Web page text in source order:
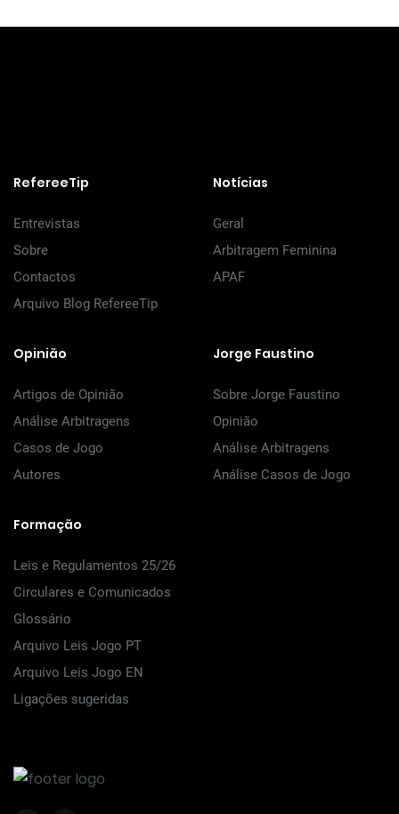
RefereeTip
Entrevistas
Sobre
Contactos
Arquivo Blog RefereeTip
Notícias
Geral
Arbitragem Feminina
APAF
Opinião
Artigos de Opinião
Análise Arbitragens
Casos de Jogo
Autores
Jorge Faustino
Sobre Jorge Faustino
Opinião
Análise Arbitragens
Análise Casos de Jogo
Formação
Leis e Regulamentos 25/26
Circulares e Comunicados
Glossário
Arquivo Leis Jogo PT
Arquivo Leis Jogo EN
Ligações sugeridas